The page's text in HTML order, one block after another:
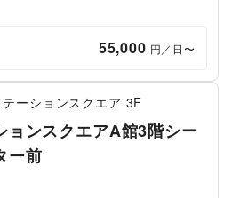
55,000 円／日〜
ーションスクエア 3F
ョンスクエアA館3階シー
ー前